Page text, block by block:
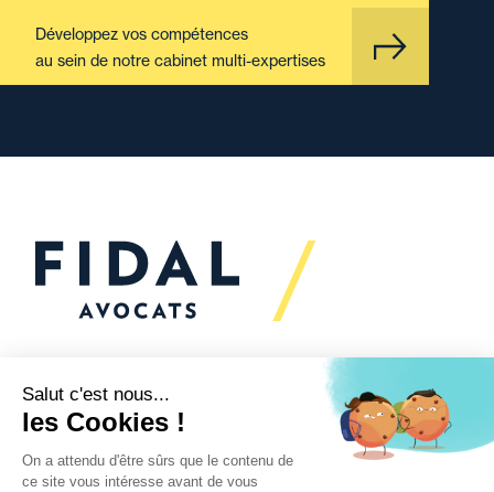
Développez vos compétences
au sein de notre cabinet multi-expertises
Vous souhaitez échanger
avec nous ?
Nous sommes